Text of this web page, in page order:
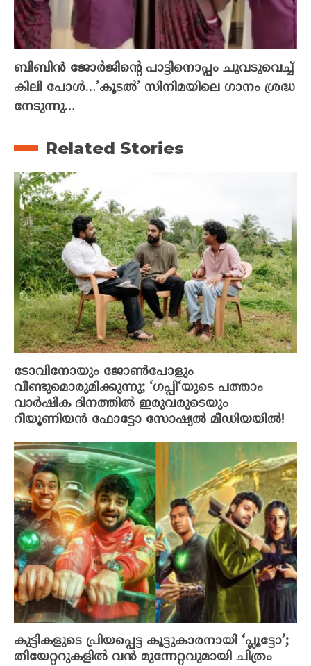
ബിബിൻ ജോർജിന്റെ പാട്ടിനൊപ്പം ചുവടുവെച്ച്
കിലി പോൾ…’കൂടൽ’ സിനിമയിലെ ഗാനം ശ്രദ്ധ
നേടുന്നു…
Related Stories
ടോവിനോയും ജോൺപോളും
വീണ്ടുമൊരുമിക്കുന്നു; ‘ഗപ്പി‘യുടെ പത്താം
വാർഷിക ദിനത്തിൽ ഇരുവരുടെയും
റീയൂണിയൻ ഫോട്ടോ സോഷ്യൽ മീഡിയയിൽ!
കുട്ടികളുടെ പ്രിയപ്പെട്ട കൂട്ടുകാരനായി ‘പ്ലൂട്ടോ’;
തിയേറ്ററുകളിൽ വൻ മുന്നേറ്റവുമായി ചിത്രം